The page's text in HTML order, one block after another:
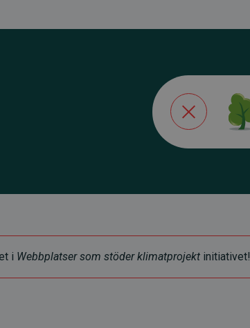
i Webbplatser som stöder klimatprojekt initiativet!